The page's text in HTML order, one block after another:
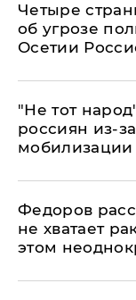
Четыре
об угрозе
Осетии
​"Не тот
россиян из-
мобилизации
Федоров
не хватает
этом